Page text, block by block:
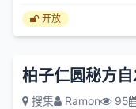
食，服...
开放
搜集 Ramon 95